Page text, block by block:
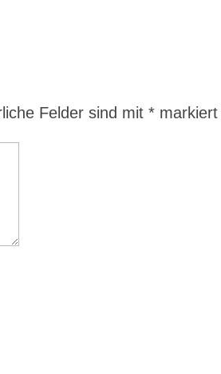
Felder sind mit* markiert